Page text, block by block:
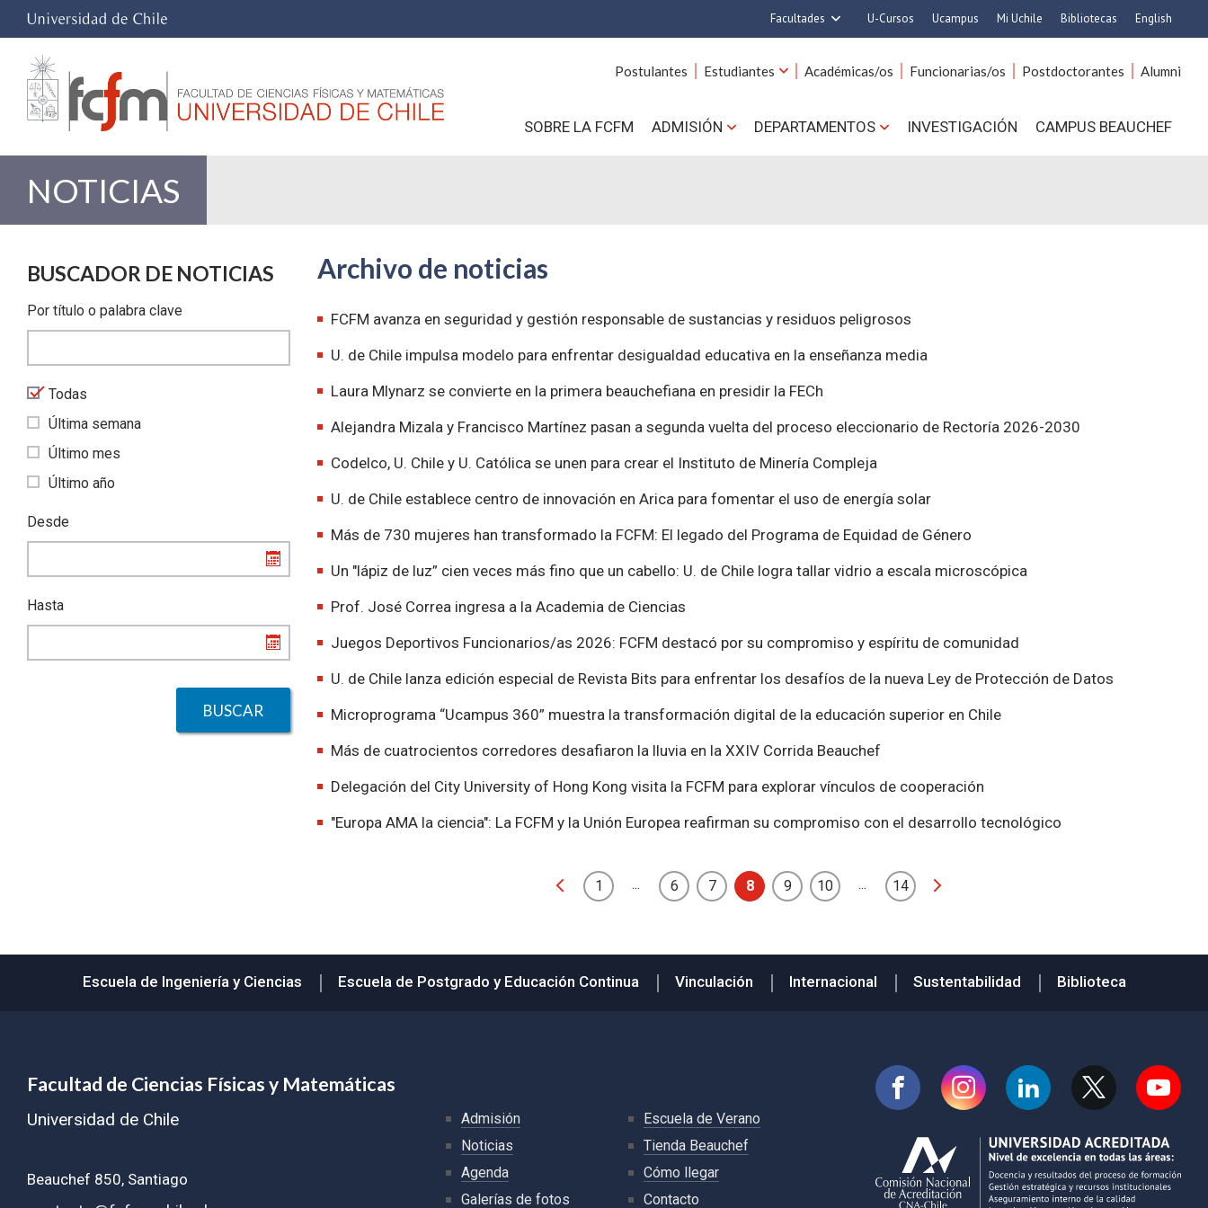
Facultades
Ciencias
Cs. Agronómicas
Nutrición y Tecnología de
U-Cursos Ucampus Mi Uchile Bibliotecas English
Postulantes Estudiantes Académicas/os Funcionarias/os Postdoctorantes Alumni
SOBRE LA FCFM ADMISIÓN DEPARTAMENTOS INVESTIGACIÓN CAMPUS BEAUCHEF
NOTICIAS
BUSCADOR DE NOTICIAS
Por título o palabra clave
Todas
Última semana
Último mes
Último año
Desde
Hasta
Archivo de noticias
FCFM avanza en seguridad y gestión responsable de sustancias y residuos peligrosos
U. de Chile impulsa modelo para enfrentar desigualdad educativa en la enseñanza media
Laura Mlynarz se convierte en la primera beauchefiana en presidir la FECh
Alejandra Mizala y Francisco Martínez pasan a segunda vuelta del proceso eleccionario de Rectoría 2026-2030
Codelco, U. Chile y U. Católica se unen para crear el Instituto de Minería Compleja
U. de Chile establece centro de innovación en Arica para fomentar el uso de energía solar
Más de 730 mujeres han transformado la FCFM: El legado del Programa de Equidad de Género
Un "lápiz de luz” cien veces más fino que un cabello: U. de Chile logra tallar vidrio a escala microscópica
Prof. José Correa ingresa a la Academia de Ciencias
Juegos Deportivos Funcionarios/as 2026: FCFM destacó por su compromiso y espíritu de comunidad
U. de Chile lanza edición especial de Revista Bits para enfrentar los desafíos de la nueva Ley de Protección de Datos
Microprograma “Ucampus 360” muestra la transformación digital de la educación superior en Chile
Más de cuatrocientos corredores desafiaron la lluvia en la XXIV Corrida Beauchef
Delegación del City University of Hong Kong visita la FCFM para explorar vínculos de cooperación
"Europa AMA la ciencia": La FCFM y la Unión Europea reafirman su compromiso con el desarrollo tecnológico
1 ... 6 7 8 9 10 ... 14
Escuela de Ingeniería y Ciencias Escuela de Postgrado y Educación Continua Vinculación Internacional Sustentabilidad Biblioteca
Facultad de Ciencias Físicas y Matemáticas
Universidad de Chile
Beauchef 850, Santiago
Admisión
Noticias
Agenda
Galerías de fotos
Escuela de Verano
Tienda Beauchef
Cómo llegar
Contacto